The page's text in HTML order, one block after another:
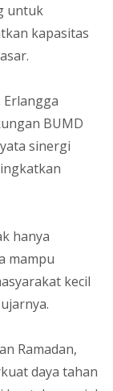
untuk
kapasitas
Erlangga
BUMD
sinergi
hanya
mampu
kecil
Ramadan,
daya tahan